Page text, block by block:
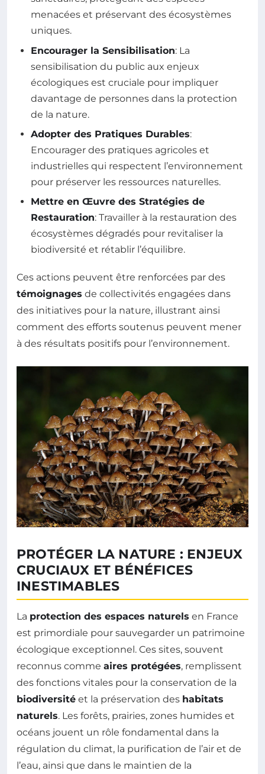
menacées et préservant des écosystèmes
uniques.
Encourager la Sensibilisation: La
sensibilisation du public aux enjeux
écologiques est cruciale pour impliquer
davantage de personnes dans la protection
de la nature.
Adopter des Pratiques Durables:
Encourager des pratiques agricoles et
industrielles qui respectent l’environnement
pour préserver les ressources naturelles.
Mettre en Œuvre des Stratégies de
Restauration: Travailler à la restauration des
écosystèmes dégradés pour revitaliser la
biodiversité et rétablir l’équilibre.
Ces actions peuvent être renforcées par des
témoignages de collectivités engagées dans
des initiatives pour la nature, illustrant ainsi
comment des efforts soutenus peuvent mener
à des résultats positifs pour l’environnement.
PROTÉGER LA NATURE : ENJEUX
CRUCIAUX ET BÉNÉFICES
INESTIMABLES
La protection des espaces naturels en France
est primordiale pour sauvegarder un patrimoine
écologique exceptionnel. Ces sites, souvent
reconnus comme aires protégées, remplissent
des fonctions vitales pour la conservation de la
biodiversité et la préservation des habitats
naturels. Les forêts, prairies, zones humides et
océans jouent un rôle fondamental dans la
régulation du climat, la purification de l’air et de
l’eau, ainsi que dans le maintien de la